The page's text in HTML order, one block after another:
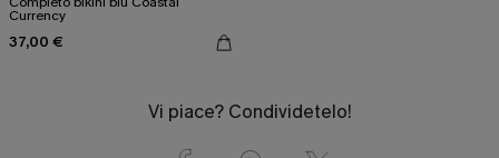
Currency
37,00 €
Vi piace? Condividetelo!